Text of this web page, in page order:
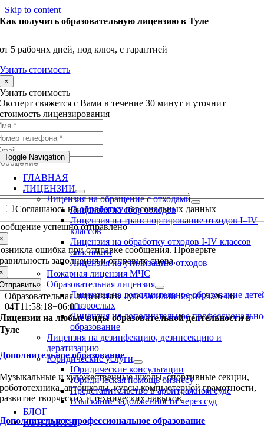
Skip to content
Toggle Navigation
ГЛАВНАЯ
ЛИЦЕНЗИИ
Лицензия на обращение с отходами
Лицензия на сбор отходов
Лицензия на транспортирование отходов I–IV
классов
Лицензия на обработку отходов I-IV классов
опасности
Лицензия на утилизацию отходов
Пожарная лицензия МЧС
Образовательная лицензия
Лицензия на дополнительное образование
и взрослых
Лицензия на дополнительное
образование
Лицензия на дезинфекцию, дезинсекцию и
дератизацию
Юридические услуги
Юридические консультации
Юридическая помощь бизнесу
Представительство в арбитражном суде
Взыскание задолженности через суд
БЛОГ
КОНТАКТЫ
Как получить образовательную лицензию в Туле
от 5 рабочих дней, под ключ, с гарантией
Узнать стоимость
×
Узнать стоимость
Эксперт свяжется с Вами в течение 30 минут и уточнит
стоимость лицензирования
Соглашаюсь наобработкуперсональных данных
успешно отправлено
ошибка при отправке сообщения. Проверьте
заполнения и отправьте снова.
Образовательная лицензия в ТулеВасилий Зорин2026-06-
04T11:58:18+06:00
Лицензии на любые виды образовательной деятельности в
Туле
Дополнительное образование
Музыкальные и художественные школы, спортивные секции,
робототехника, автошколы, курсы компьютерной грамотности,
развитие творческих и технических навыков.
Дополнительное профессиональное образование